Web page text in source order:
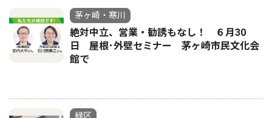
茅ヶ崎・寒川
絶対中立、営業・勧誘もなし！ ６月30
日 屋根･外壁セミナー 茅ヶ崎市民文化会
館で
緑区